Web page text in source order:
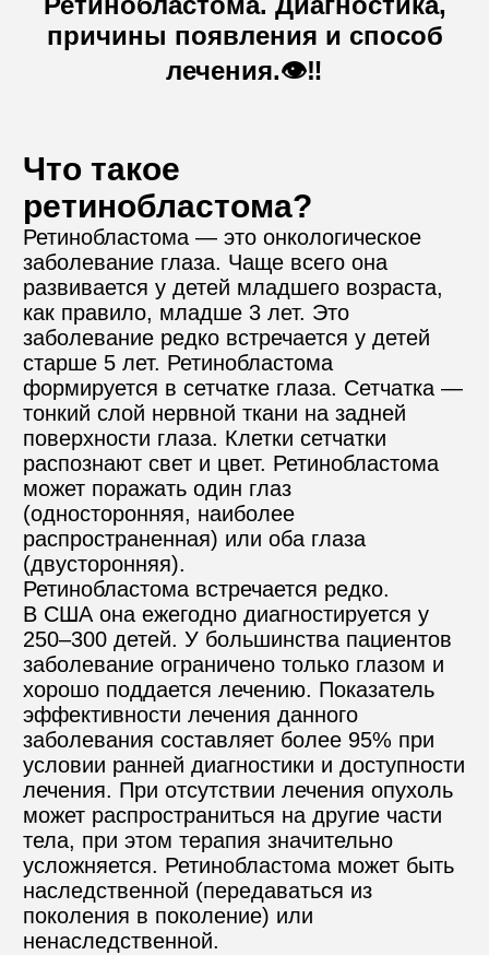
Контакты
+74999610149
e-mail для связи
info@angel-help.ru
причины появления и способ
лечения.👁️‼️
Что такое
ретинобластома?
Ретинобластома — это онкологическое
заболевание глаза. Чаще всего она
развивается у детей младшего возраста,
как правило, младше 3 лет. Это
заболевание редко встречается у детей
старше 5 лет. Ретинобластома
формируется в сетчатке глаза. Сетчатка —
тонкий слой нервной ткани на задней
поверхности глаза. Клетки сетчатки
распознают свет и цвет. Ретинобластома
может поражать один глаз
(односторонняя, наиболее
распространенная) или оба глаза
(двусторонняя).
Ретинобластома встречается редко.
В США она ежегодно диагностируется у
250–300 детей. У большинства пациентов
заболевание ограничено только глазом и
хорошо поддается лечению. Показатель
эффективности лечения данного
заболевания составляет более 95% при
условии ранней диагностики и доступности
лечения. При отсутствии лечения опухоль
может распространиться на другие части
тела, при этом терапия значительно
усложняется. Ретинобластома может быть
наследственной (передаваться из
поколения в поколение) или
ненаследственной.